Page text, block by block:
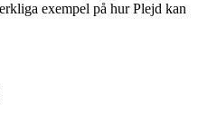
exempel på hur Plejd kan